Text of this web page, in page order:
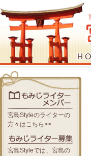
宮島Styleのライターの
方々はこちら>>
宮島Styleでは、宮島の